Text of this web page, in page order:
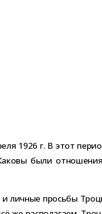
1926 г. В этот
были
и лич­ные просьбы